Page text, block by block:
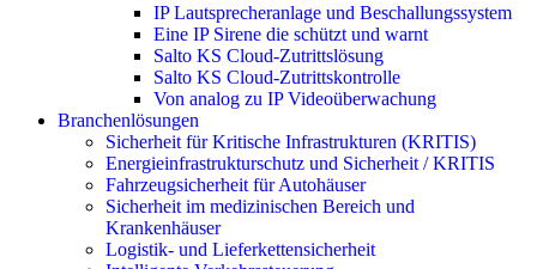
IP Lautsprecheranlage und Beschallungssystem
Eine IP Sirene die schützt und warnt
Salto KS Cloud-Zutrittslösung
Salto KS Cloud-Zutrittskontrolle
Von analog zu IP Videoüberwachung
Branchenlösungen
Sicherheit für Kritische Infrastrukturen (KRITIS)
Energieinfrastrukturschutz und Sicherheit / KRITIS
Fahrzeugsicherheit für Autohäuser
Sicherheit im medizinischen Bereich und
Krankenhäuser
Logistik- und Lieferkettensicherheit